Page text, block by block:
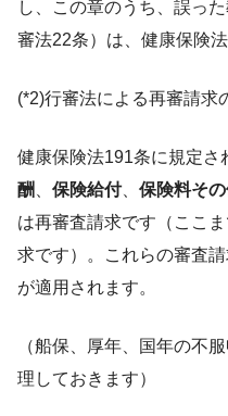
し、この章のうち、誤っ
審法22条）は、健康保険
(*2)行審法による再審請求
健康保険法191条に規定さ
酬
保険給付、 保険料そ
は再審査請求です（ここ
求です）。これらの審査
が適用されます。
（船保、厚年、国年の不
理しておきます）